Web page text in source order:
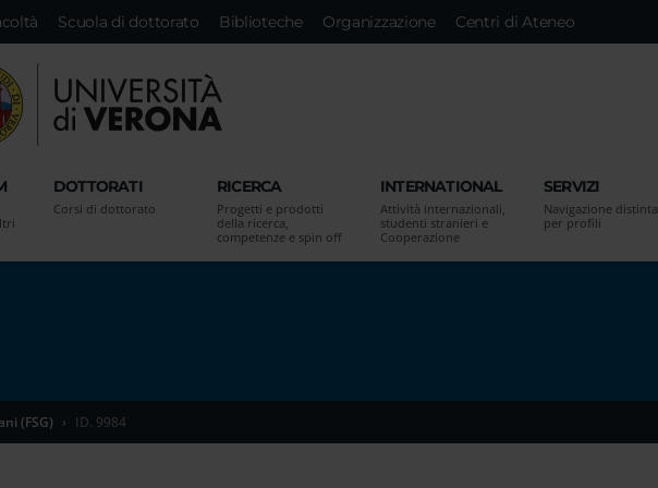
Scuola di dottorato Biblioteche Organizzazione Centri di Ateneo
DOTTORATI
Corsi di dottorato
RICERCA
Progetti e prodotti
della ricerca,
competenze e spin off
INTERNATIONAL
Attività internazionali,
studenti stranieri e
Cooperazione
SERVIZI
Navigazione distinta
per profili
(FSG) ID. 9984